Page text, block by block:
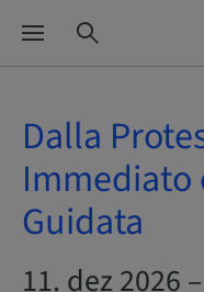
Dalla
Immediato
Guidata
11. dez 2026